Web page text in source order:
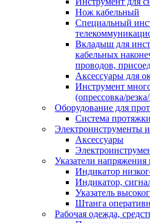
Нож кабельный
Специальный
Вкладыш для
кабельных
проводов,
Аксессуары для
Инструмент
(опрессовка/
Оборудование для
Система
Электроинструменты
Аксессуары
Указатели напряжения
Индикатор
Индикатор,
Указатель
Штанга
Рабочая одежда,